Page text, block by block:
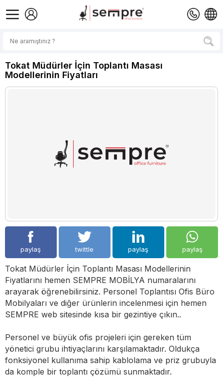
Tokat Müdürler İçin Toplantı Masası
Modellerinin Fiyatları
paylaş twittle paylaş paylaş
Tokat Müdürler İçin Toplantı Masası Modellerinin
Fiyatlarını hemen SEMPRE MOBİLYA numaralarını
arayarak öğrenebilirsiniz. Personel Toplantısı Ofis Büro
Mobilyaları ve diğer ürünlerin incelenmesi için hemen
SEMPRE web sitesinde kısa bir gezintiye çıkın..
Personel ve büyük ofis projeleri için gereken tüm
yönetici grubu ihtiyaçlarını karşılamaktadır. Oldukça
fonksiyonel kullanıma sahip kablolama ve priz grubuyla
da komple bir toplantı çözümü sunmaktadır.